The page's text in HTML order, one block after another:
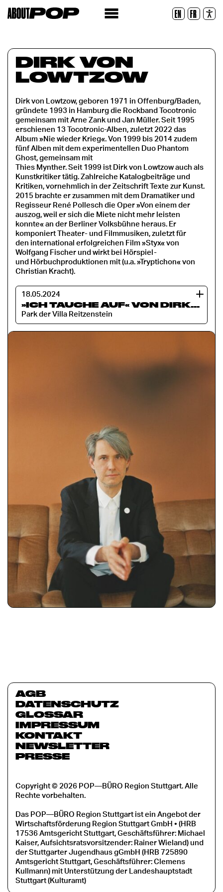
EN FR
Zurücksetzen
DIRK VON
LOWTZOW
Dirk von Lowtzow, geboren 1971 in Offenburg/Baden,
gründete 1993 in Hamburg die Rockband Tocotronic
gemeinsam mit Arne Zank und Jan Müller. Seit 1995
erschienen 13 Tocotronic-Alben, zuletzt 2022 das
Album »Nie wieder Krieg«. Von 1999 bis 2014 zudem
fünf Alben mit dem experimentellen Duo Phantom
Ghost, gemeinsam mit
Thies Mynther. Seit 1999 ist Dirk von Lowtzow auch als
Kunstkritiker tätig. Zahlreiche Katalogbeiträge und
Kritiken, vornehmlich in der Zeitschrift Texte zur Kunst.
2015 brachte er zusammen mit dem Dramatiker und
Regisseur René Pollesch die Oper »Von einem der
auszog, weil er sich die Miete nicht mehr leisten
konnte« an der Berliner Volksbühne heraus. Er
komponiert Theater- und Filmmusiken, zuletzt für
den international erfolgreichen Film »Styx« von
Wolfgang Fischer und wirkt bei Hörspiel-
und Hörbuchproduktionen mit (u.a. »Tryptichon« von
Christian Kracht).
18.05.2024
»ICH TAUCHE AUF« VON DIRK VON LOWTZOW
Park der Villa Reitzenstein
AGB
DATENSCHUTZ
GLOSSAR
IMPRESSUM
KONTAKT
NEWSLETTER
PRESSE
Copyright © 2026 POP—BÜRO Region Stuttgart. Alle
Rechte vorbehalten.
Das POP—BÜRO Region Stuttgart ist ein Angebot der
Wirtschaftsförderung Region Stuttgart GmbH • (HRB
17536 Amtsgericht Stuttgart, Geschäftsführer: Michael
Kaiser, Aufsichtsratsvorsitzender: Rainer Wieland) und
der Stuttgarter Jugendhaus gGmbH (HRB 725890
Amtsgericht Stuttgart, Geschäftsführer: Clemens
Kullmann) mit Unterstützung der Landeshauptstadt
Stuttgart (Kulturamt)